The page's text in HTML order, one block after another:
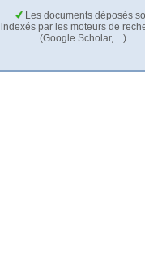
Les documents déposés
indexés par les moteurs de
(Google Scholar,…).